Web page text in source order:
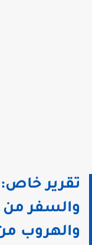
تقرير
والسفر من
والهروب